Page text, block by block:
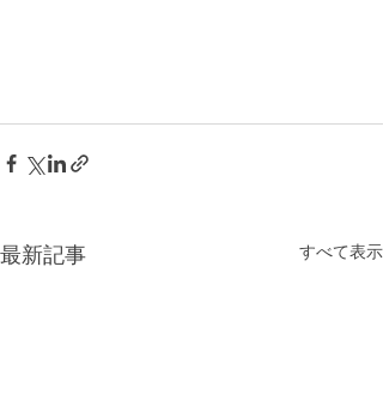
最新記事 すべて表示